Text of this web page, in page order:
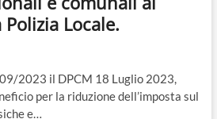
Locale.
2023 il DPCM 18 Luglio 2023,
per la riduzione dell’imposta sul
e…